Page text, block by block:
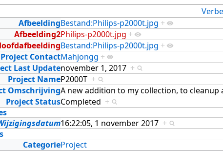
AfbeeldingBestand:Philips-p2000t.jpg +
Afbeelding2Philips-p2000t.jpg +
Bestand:Philips-p2000t.jpg +
Project ContactMahjongg +
Last Updatenovember 1, 2017 +
Project NameP2000T +
OmschrijvingA new addition to my collection, to cleanup
Project StatusCompleted +
16:22:05, 1 november 2017 +
CategorieProject